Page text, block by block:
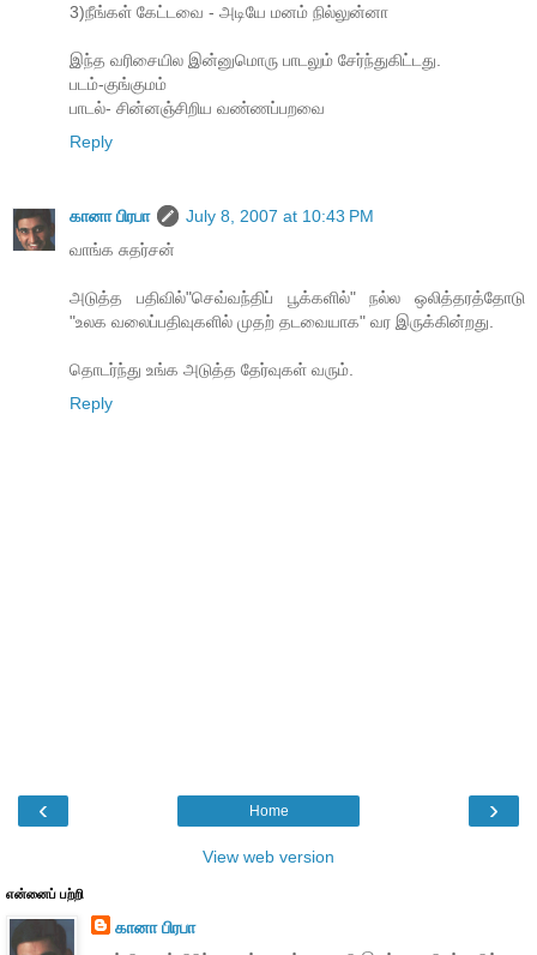
3)நீங்கள் கேட்டவை - அடியே மனம் நில்லுன்னா
இந்த வரிசையில இன்னுமொரு பாடலும் சேர்ந்துகிட்டது.
படம்-குங்குமம்
பாடல்- சின்னஞ்சிறிய வண்ணப்பறவை
Reply
கானா பிரபா
July 8, 2007 at 10:43 PM
வாங்க சுதர்சன்
அடுத்த பதிவில்"செவ்வந்திப் பூக்களில்" நல்ல ஒலித்தரத்தோடு
"உலக வலைப்பதிவுகளில் முதற் தடவையாக" வர இருக்கின்றது.
தொடர்ந்து உங்க அடுத்த தேர்வுகள் வரும்.
Reply
‹ ›
Home
View web version
என்னைப் பற்றி
கானா பிரபா